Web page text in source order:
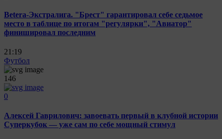
Betera-Экстралига. "Брест" гарантировал себе седьмое
место в таблице по итогам "регулярки", "Авиатор"
финишировал последним
21:19
Футбол
146
0
Алексей Гаврилович: завоевать первый в клубной истории
Суперкубок — уже сам по себе мощный стимул